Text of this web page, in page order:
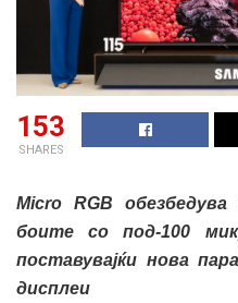
153
SHARES
Micro RGB
боите со под-100
поставувајќи нова
дисплеи